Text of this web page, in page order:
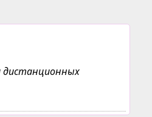
дистанционных